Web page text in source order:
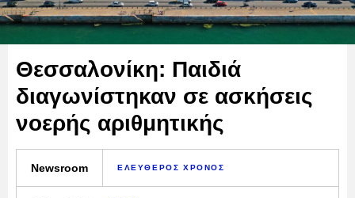
Θεσσαλονίκη: Παιδιά
διαγωνίστηκαν σε ασκήσεις
νοερής αριθμητικής
Newsroom ΕΛΕΥΘΕΡΟΣ ΧΡΟΝΟΣ